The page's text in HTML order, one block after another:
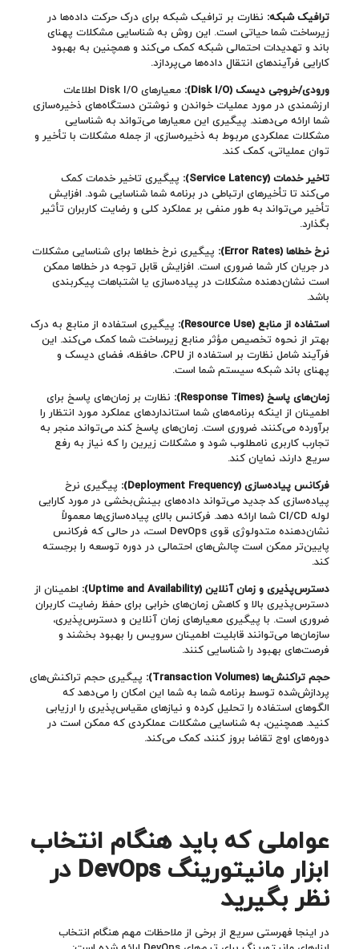
ترافیک شبکه: نظارت بر ترافیک شبکه برای درک حرکت داده‌ها در
زیرساخت شما حیاتی است. این روش به شناسایی مشکلات پهنای
باند و تهدیدات احتمالی شبکه کمک می‌کند و همچنین به بهبود
کارایی فرآیندهای انتقال داده‌ها می‌پردازد.
ورودی/خروجی دیسک(Disk I/O)
:
معیارهای Disk I/O اطلاعات
ارزشمندی در مورد عملیات خواندن و نوشتن دستگاه‌های ذخیره‌سازی
شما ارائه می‌دهند. پیگیری این معیارها می‌تواند به شناسایی
مشکلات عملکردی مربوط به ذخیره‌سازی، از جمله مشکلات با تأخیر و
توان عملیاتی، کمک کند.
تاخیر خدمات(Service Latency)
: پیگیری تاخیر خدمات کمک
می‌کند تا تأخیرهای ارتباطی در برنامه شما شناسایی شود. افزایش
تأخیر می‌تواند به طور منفی بر عملکرد کلی و رضایت کاربران تأثیر
بگذارد.
نرخ خطاها(Error Rates)
: پیگیری نرخ خطاها برای شناسایی مشکلات
در جریان کار شما ضروری است. افزایش قابل توجه در خطاها ممکن
است نشان‌دهنده مشکلات در پیاده‌سازی یا اشتباهات پیکربندی
باشد.
استفاده از منابع(Resource Use)
: پیگیری استفاده از منابع به درک
بهتر از نحوه تخصیص مؤثر منابع زیرساخت شما کمک می‌کند. این
فرآیند شامل نظارت بر استفاده از CPU، حافظه، فضای دیسک و
پهنای باند شبکه سیستم شما است.
زمان‌های پاسخ(Response Times)
: نظارت بر زمان‌های پاسخ برای
اطمینان از اینکه برنامه‌های شما استانداردهای عملکرد مورد انتظار را
برآورده می‌کنند، ضروری است. زمان‌های پاسخ کند می‌تواند منجر به
تجارب کاربری نامطلوب شود و مشکلات زیرین را که نیاز به رفع
سریع دارند، نمایان کند.
فرکانس پیاده‌سازی(Deployment Frequency)
: پیگیری نرخ
پیاده‌سازی کد جدید می‌تواند داده‌های بینش‌بخشی در مورد کارایی
لوله CI/CD شما ارائه دهد. فرکانس بالای پیاده‌سازی‌ها معمولاً
نشان‌دهنده متدولوژی قوی DevOps است، در حالی که فرکانس
پایین‌تر ممکن است چالش‌های احتمالی در دوره توسعه را برجسته
کند.
دسترس‌پذیری و زمان آنلاین(Uptime and Availability)
: اطمینان از
دسترس‌پذیری بالا و کاهش زمان‌های خرابی برای حفظ رضایت کاربران
ضروری است. با پیگیری معیارهای زمان آنلاین و دسترس‌پذیری،
سازمان‌ها می‌توانند قابلیت اطمینان سرویس را بهبود بخشند و
فرصت‌های بهبود را شناسایی کنند.
حجم تراکنش‌ها (Transaction Volumes
): پیگیری حجم تراکنش‌های
پردازش‌شده توسط برنامه شما به شما این امکان را می‌دهد که
الگوهای استفاده را تحلیل کرده و نیازهای مقیاس‌پذیری را ارزیابی
کنید. همچنین، به شناسایی مشکلات عملکردی که ممکن است در
دوره‌های اوج تقاضا بروز کنند، کمک می‌کند.
عواملی که باید هنگام انتخاب
ابزار مانیتورینگDevOps در
نظر بگیرید
در اینجا فهرستی سریع از برخی از ملاحظات مهم هنگام انتخاب